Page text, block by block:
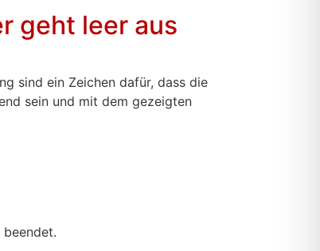
geht leer aus
sind ein Zeichen dafür, dass die
sein und mit dem gezeigten